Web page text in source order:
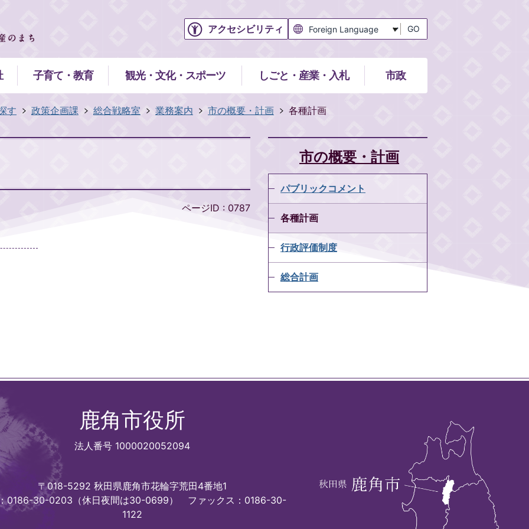
アクセシビリティ GO
子育て・教育 観光・文化・スポーツ しごと・産業・入札 市政
す 政策企画課 総合戦略室 業務案内 市の概要・計画 各種計画
ページID : 0787
市の概要・計画
パブリックコメント
各種計画
行政評価制度
総合計画
鹿角市役所
法人番号 1000020052094
〒018-5292 秋田県鹿角市花輪字荒田4番地1
0186-30-0203（休日夜間は30-0699）
ファックス：0186-30-
1122